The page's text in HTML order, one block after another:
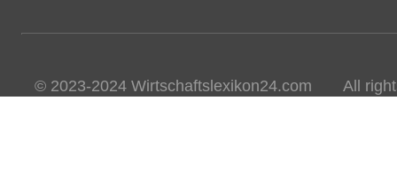
© 2023-2024 Wirtschaftslexikon24.com All